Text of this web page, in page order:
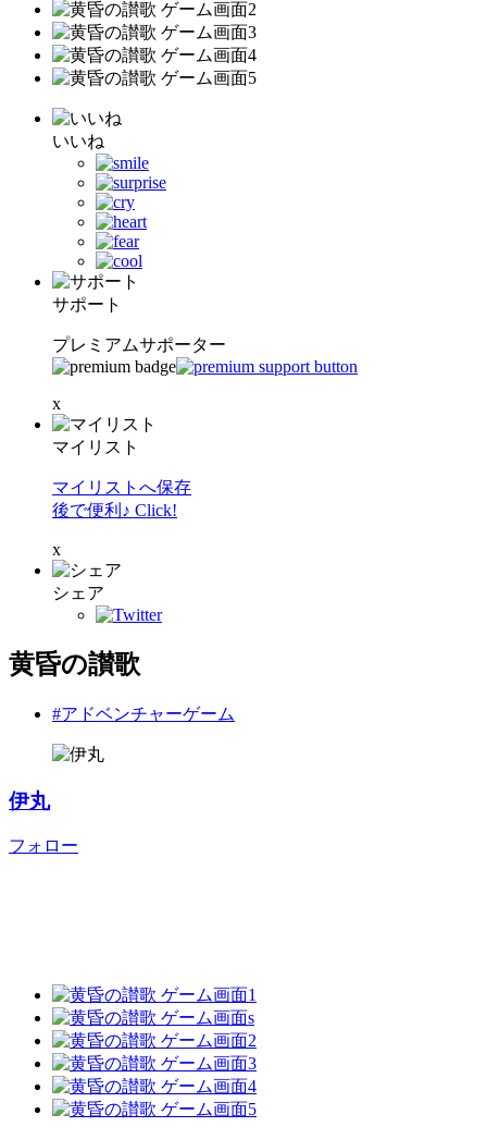
いいね
サポート
プレミアムサポーター
x
マイリスト
マイリストへ保存
後で便利♪ Click!
x
シェア
黄昏の讃歌
#アドベンチャーゲーム
伊丸
フォロー